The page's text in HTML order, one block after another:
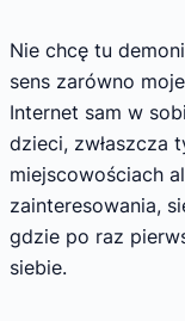
Nie chcę tu
sens zarówno
Internet sam w
dzieci, zwłaszcza
miejscowościach
zainteresowania,
gdzie po raz
siebie.